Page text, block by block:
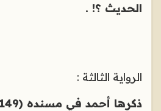
الحديث ؟! .
الرواية الثالثة :